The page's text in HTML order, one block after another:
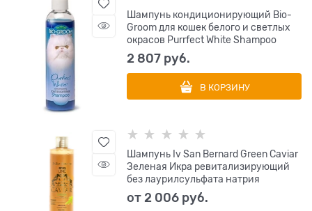
Шампунь кондиционирующий Bio-
Groom для кошек белого и светлых
окрасов Purrfect White Shampoo
2 807 руб.
В КОРЗИНУ
Шампунь Iv San Bernard Green Caviar
Зеленая Икра ревитализирующий
без лаурилсульфата натрия
от2 006 руб.